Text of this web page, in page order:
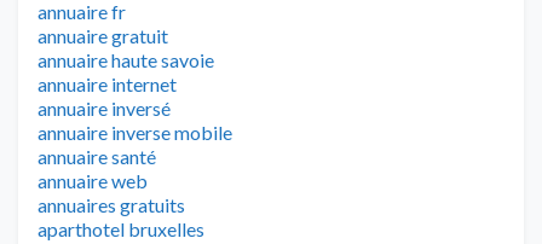
annuaire fr
annuaire gratuit
annuaire haute savoie
annuaire internet
annuaire inversé
annuaire inverse mobile
annuaire santé
annuaire web
annuaires gratuits
aparthotel bruxelles